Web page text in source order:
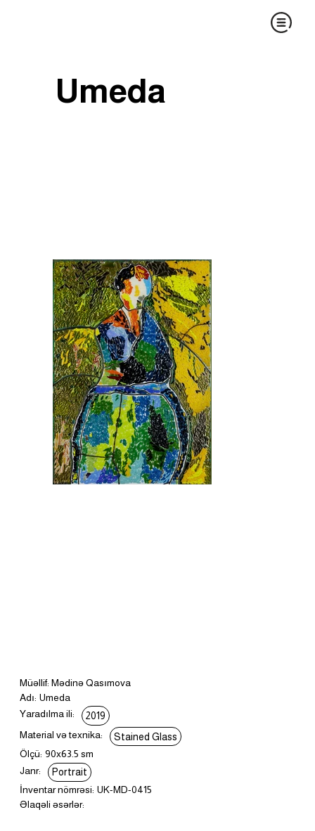
Umeda
Müəllif: Mədinə Qasımova
Adı: Umeda
Yaradılma ili:
2019
Material və texnika:
Stained Glass
Ölçü: 90x63.5 sm
Janr:
Portrait
İnventar nömrəsi: UK-MD-0415
Əlaqəli əsərlər: